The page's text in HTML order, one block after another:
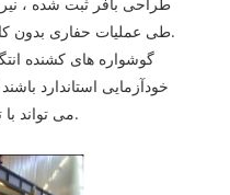
طی عملیات حفاری بدون کاهش نیروی حفاری کاهش می دهد.
خودآزمایی استاندارد
می تواند با توجه به نیاز مشتری پیکربندی شود.